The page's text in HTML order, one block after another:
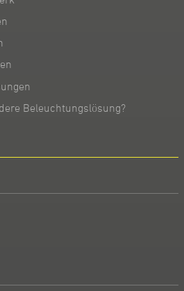
Beleuchtungslösung?